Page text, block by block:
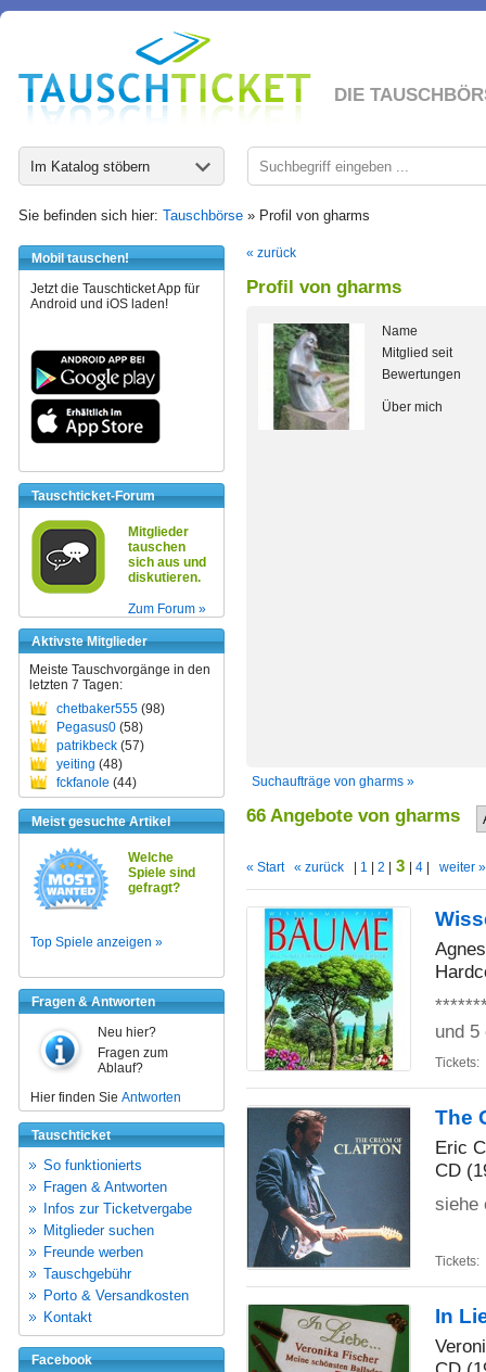
DIE
Im Katalog stöbern
Sie befinden sich hier: Tauschbörse » Profil von gharms
Mobil tauschen!
Jetzt die Tauschticket App für
Android und iOS laden!
Tauschticket-Forum
Mitglieder
tauschen
sich aus und
diskutieren.
Zum Forum »
Aktivste Mitglieder
Meiste Tauschvorgänge in den
letzten 7 Tagen:
chetbaker555 (98)
Pegasus0 (58)
patrikbeck (57)
yeiting (48)
fckfanole (44)
Meist gesuchte Artikel
Welche
Spiele sind
gefragt?
Top Spiele anzeigen »
Fragen & Antworten
Neu hier?
Fragen zum
Ablauf?
Hier finden Sie Antworten
Tauschticket
So funktionierts
Fragen & Antworten
Infos zur Ticketvergabe
Mitglieder suchen
Freunde werben
Tauschgebühr
Porto & Versandkosten
Kontakt
Facebook
« zurück
Profil von gharms
Name
Mitglied seit
Bewertungen
Über mich
Suchaufträge von gharms »
66 Angebote von gharms
« Start « zurück 1 2 3 4 weiter »
und
Tickets:
The
Eric
CD
siehe
Tickets:
In